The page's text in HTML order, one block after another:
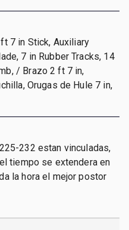
7 in Stick, Auxiliary
7 in Rubber Tracks, 14
/ Brazo 2 ft 7 in,
Orugas de Hule 7 in,
232 estan vinculadas,
tiempo se extendera en
la hora el mejor postor